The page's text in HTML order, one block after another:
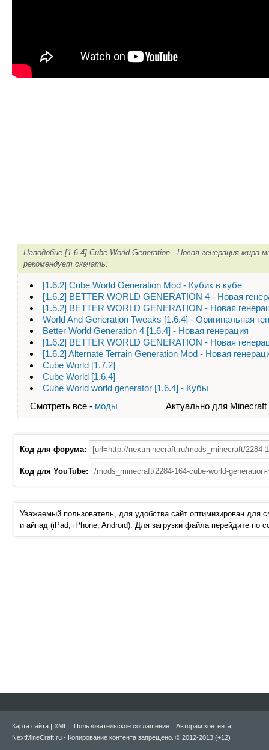
Наподобие [1.6.4] Cube World Generation - Новая генерация мира
рекомендует скачать:
[1.6.2] Cube World Generation Mod - Кубик в кубе
[1.6.2] BETTER WORLD GENERATION 4 - Новая
[1.5.2] BETTER WORLD GENERATION - Новая
World And Generation Tweaks [1.6.4] - Оригинальная
Better World Generation 4 [1.6.4] - Новая генерация
[1.6.2] BETTER WORLD GENERATION - Новая
[1.6.2] Alternate Terrain Generation Mod - Новая
Cube World [1.7.2]
Cube World [1.6.4]
Cube World world generator [1.6.4] - Кубы
Смотреть все - моды Актуально для
Код для форума:
Код для YouTube:
Уважаемый пользователь, для удобства сайт оптимизирован для
и айпад (iPad, iPhone, Android). Для загрузки файла перейдите по
Карта сайта | XML Пользовательское соглашение
Авторам контента
NextMineCraft.ru - Копирование контента запрещено. © 2012-2013 (+12)